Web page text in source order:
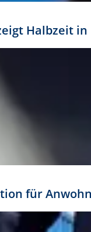
Halbzeit
für